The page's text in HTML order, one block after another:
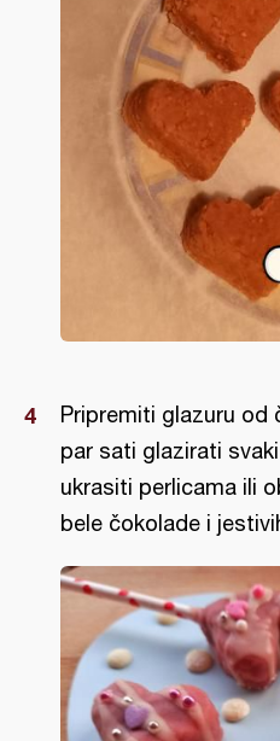
Pripremiti glazuru od
par sati glazirati
ukrasiti perlicama ili
bele čokolade i